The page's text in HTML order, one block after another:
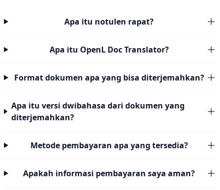
Apa itu notulen rapat?
Apa itu OpenL Doc Translator?
Format dokumen apa yang bisa diterjemahkan?
Apa itu versi dwibahasa dari dokumen yang
diterjemahkan?
Metode pembayaran apa yang tersedia?
Apakah informasi pembayaran saya aman?